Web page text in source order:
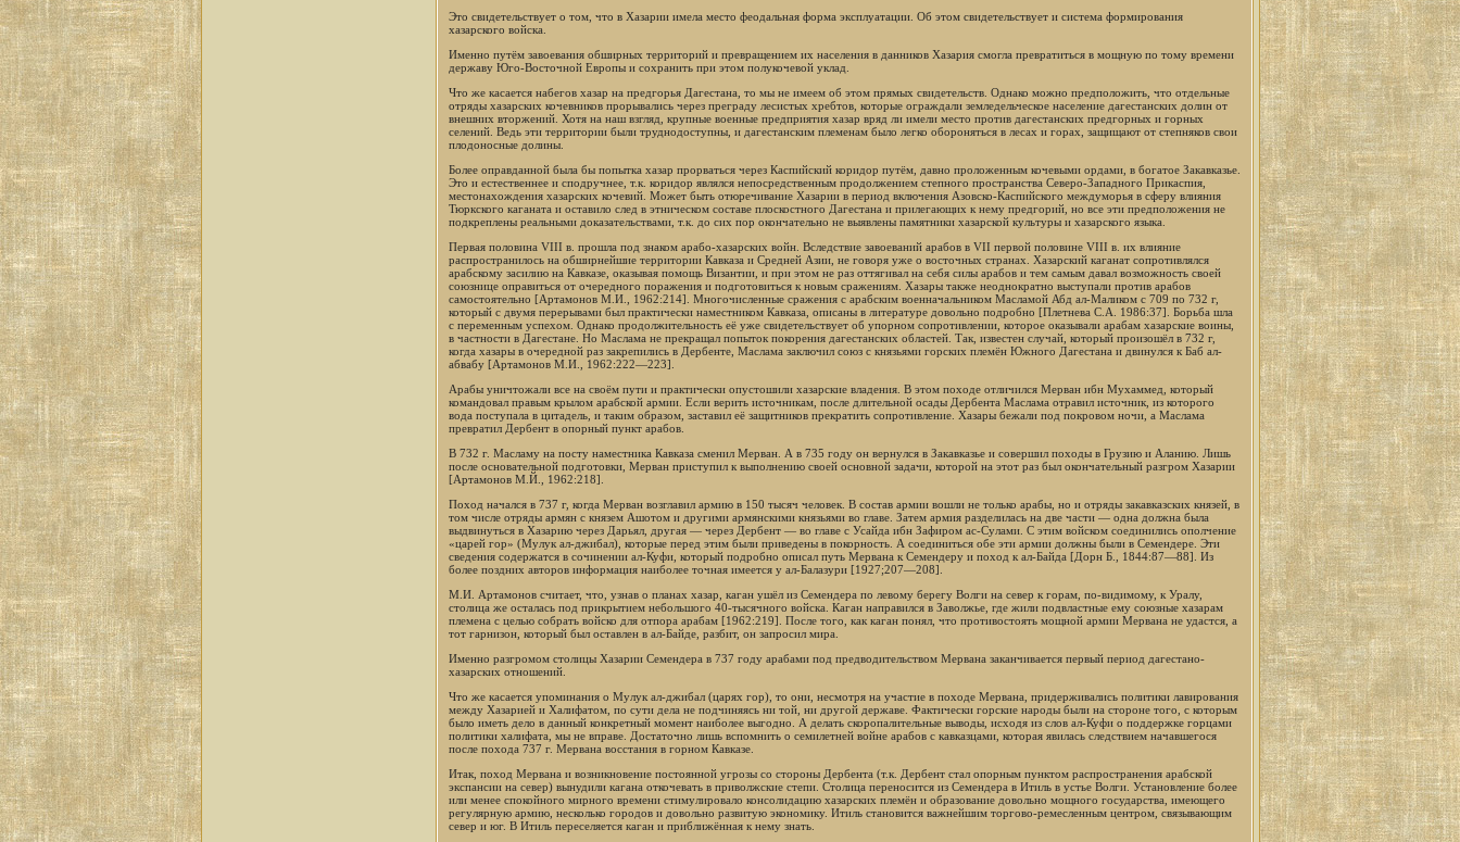
Это свидетельствует о том, что в Хазарии имела место феодальная форма эксплуатации. Об этом свидетельствует и система формирования
хазарского войска.
Именно путём завоевания обширных территорий и превращением их населения в данников Хазария смогла превратиться в мощную по тому времени
державу Юго-Восточной Европы и сохранить при этом полукочевой уклад.
Что же касается набегов хазар на предгорья Дагестана, то мы не имеем об этом прямых свидетельств. Однако можно предположить, что отдельные
отряды хазарских кочевников прорывались через преграду лесистых хребтов, которые ограждали земледельческое население дагестанских долин от
внешних вторжений. Хотя на наш взгляд, крупные военные предприятия хазар вряд ли имели место против дагестанских предгорных и горных
селений. Ведь эти территории были труднодоступны, и дагестанским племенам было легко обороняться в лесах и горах, защищают от степняков свои
плодоносные долины.
Более оправданной была бы попытка хазар прорваться через Каспийский коридор путём, давно проложенным кочевыми ордами, в богатое Закавказье.
Это и естественнее и сподручнее, т.к. коридор являлся непосредственным продолжением степного пространства Северо-Западного Прикаспия,
местонахождения хазарских кочевий. Может быть отюречивание Хазарии в период включения Азовско-Каспийского междуморья в сферу влияния
Тюркского каганата и оставило след в этническом составе плоскостного Дагестана и прилегающих к нему предгорий, но все эти предположения не
подкреплены реальными доказательствами, т.к. до сих пор окончательно не выявлены памятники хазарской культуры и хазарского языка.
Первая половина VIII в. прошла под знаком арабо-хазарских войн. Вследствие завоеваний арабов в VII первой половине VIII в. их влияние
распространилось на обширнейшие территории Кавказа и Средней Азии, не говоря уже о восточных странах. Хазарский каганат сопротивлялся
арабскому засилию на Кавказе, оказывая помощь Византии, и при этом не раз оттягивал на себя силы арабов и тем самым давал возможность своей
союзнице оправиться от очередного поражения и подготовиться к новым сражениям. Хазары также неоднократно выступали против арабов
самостоятельно [Артамонов М.И., 1962:214]. Многочисленные сражения с арабским военначальником Масламой Абд ал-Маликом с 709 по 732 г,
который с двумя перерывами был практически наместником Кавказа, описаны в литературе довольно подробно [Плетнева С.А. 1986:37]. Борьба шла
с переменным успехом. Однако продолжительность её уже свидетельствует об упорном сопротивлении, которое оказывали арабам хазарские воины,
в частности в Дагестане. Но Маслама не прекращал попыток покорения дагестанских областей. Так, известен случай, который произошёл в 732 г,
когда хазары в очередной раз закрепились в Дербенте, Маслама заключил союз с князьями горских племён Южного Дагестана и двинулся к Баб ал-
абвабу [Артамонов М.И., 1962:222—223].
Арабы уничтожали все на своём пути и практически опустошили хазарские владения. В этом походе отличился Мерван ибн Мухаммед, который
командовал правым крылом арабской армии. Если верить источникам, после длительной осады Дербента Маслама отравил источник, из которого
вода поступала в цитадель, и таким образом, заставил её защитников прекратить сопротивление. Хазары бежали под покровом ночи, а Маслама
превратил Дербент в опорный пункт арабов.
В 732 г. Масламу на посту наместника Кавказа сменил Мерван. А в 735 году он вернулся в Закавказье и совершил походы в Грузию и Аланию. Лишь
после основательной подготовки, Мерван приступил к выполнению своей основной задачи, которой на этот раз был окончательный разгром Хазарии
[Артамонов М.Й., 1962:218].
Поход начался в 737 г, когда Мерван возглавил армию в 150 тысяч человек. В состав армии вошли не только арабы, но и отряды закавказских князей, в
том числе отряды армян с князем Ашотом и другими армянскими князьями во главе. Затем армия разделилась на две части — одна должна была
выдвинуться в Хазарию через Дарьял, другая — через Дербент — во главе с Усайда ибн Зафиром ас-Сулами. С этим войском соединились ополчение
«царей гор» (Мулук ал-джибал), которые перед этим были приведены в покорность. А соединиться обе эти армии должны были в Семендере. Эти
сведения содержатся в сочинении ал-Куфи, который подробно описал путь Мервана к Семендеру и поход к ал-Байда [Дорн Б., 1844:87—88]. Из
более поздних авторов информация наиболее точная имеется у ал-Балазури [1927;207—208].
М.И. Артамонов считает, что, узнав о планах хазар, каган ушёл из Семендера по левому берегу Волги на север к горам, по-видимому, к Уралу,
столица же осталась под прикрытием небольшого 40-тысячного войска. Каган направился в Заволжье, где жили подвластные ему союзные хазарам
племена с целью собрать войско для отпора арабам [1962:219]. После того, как каган понял, что противостоять мощной армии Мервана не удастся, а
тот гарнизон, который был оставлен в ал-Байде, разбит, он запросил мира.
Именно разгромом столицы Хазарии Семендера в 737 году арабами под предводительством Мервана заканчивается первый период дагестано-
хазарских отношений.
Что же касается упоминания о Мулук ал-джибал (царях гор), то они, несмотря на участие в походе Мервана, придерживались политики лавирования
между Хазарией и Халифатом, по сути дела не подчиняясь ни той, ни другой державе. Фактически горские народы были на стороне того, с которым
было иметь дело в данный конкретный момент наиболее выгодно. А делать скоропалительные выводы, исходя из слов ал-Куфи о поддержке горцами
политики халифата, мы не вправе. Достаточно лишь вспомнить о семилетней войне арабов с кавказцами, которая явилась следствием начавшегося
после похода 737 г. Мервана восстания в горном Кавказе.
Итак, поход Мервана и возникновение постоянной угрозы со стороны Дербента (т.к. Дербент стал опорным пунктом распространения арабской
экспансии на север) вынудили кагана откочевать в приволжские степи. Столица переносится из Семендера в Итиль в устье Волги. Установление более
или менее спокойного мирного времени стимулировало консолидацию хазарских племён и образование довольно мощного государства, имеющего
регулярную армию, несколько городов и довольно развитую экономику. Итиль становится важнейшим торгово-ремесленным центром, связывающим
север и юг. В Итиль переселяется каган и приближённая к нему знать.